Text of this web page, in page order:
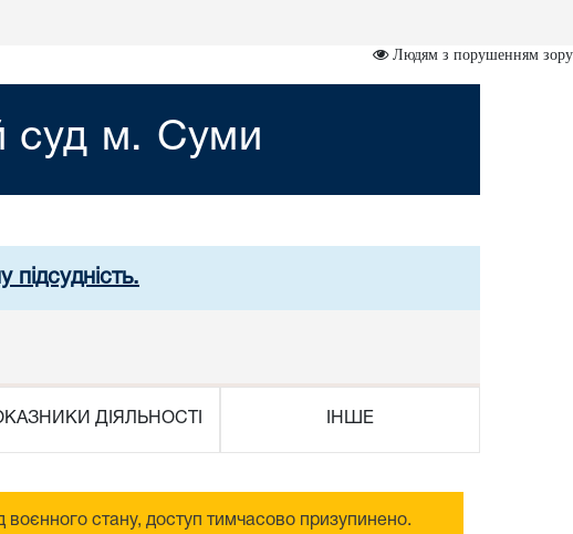
Людям з порушенням зору
суд м. Суми
підсудність.
ДІЯЛЬНОСТІ ІНШЕ
воєнного стану, доступ тимчасово призупинено.